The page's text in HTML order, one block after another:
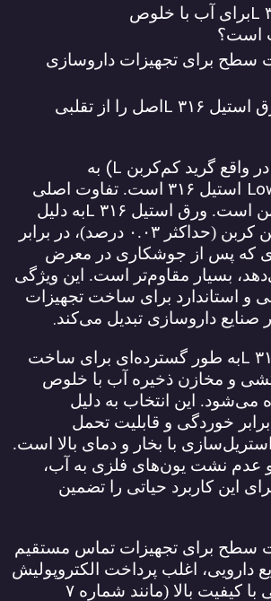
Lبرای آب با خلوص
است؟
سطح برای تجهیزات داروسازی
استیل ۳۱۶ Lاصل را از تقلبی
در واقع گرید کم‌کربن (L به
استیل ۳۱۶ است. تفاوت اصلی
است. ورق استیل ۳۱۶ Lبه دلیل
کربن (حداکثر ۰.۰۳ درصد)، در برابر
که پس از جوشکاری در معرض
بسیار مقاوم‌تر است. این ویژگی
و استاندارد برای ساخت تجهیزات
داروسازی تبدیل می‌کند.
Lبه طور گسترده‌ای برای ساخت
و مخازن ذخیره آب با خلوص
می‌شود. این انتخاب به دلیل
خوردگی و قابلیت تحمل
با بخار و دمای بالا است.
و عدم نشت یون‌های فلزی به آب،
این کاربرد حیاتی را تضمین
سطح برای تجهیزات تماس مستقیم
دارویی، اغلب پرداخت الکتروپولیش
با کیفیت بالا (مانند شماره ۷